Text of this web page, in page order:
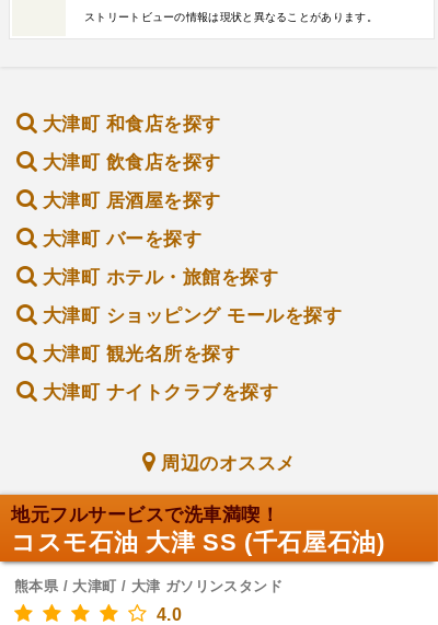
ストリートビューの情報は現状と異なることがあります。
大津町 和食店を探す
大津町 飲食店を探す
大津町 居酒屋を探す
大津町 バーを探す
大津町 ホテル・旅館を探す
大津町 ショッピング モールを探す
大津町 観光名所を探す
大津町 ナイトクラブを探す
周辺のオススメ
地元フルサービスで洗車満喫！
コスモ石油 大津 SS (千石屋石油)
熊本県 / 大津町 / 大津 ガソリンスタンド
4.0